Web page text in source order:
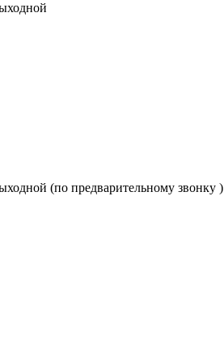
(по предварительному звонку )